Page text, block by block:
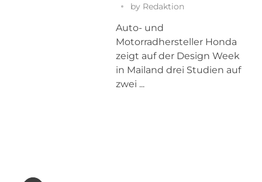
by Redaktion
Auto- und
Motorradhersteller Honda
zeigt auf der Design Week
in Mailand drei Studien auf
zwei ...